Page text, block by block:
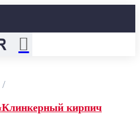
кирпич